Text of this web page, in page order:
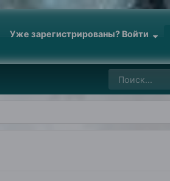
Уже зарегистрированы? Войти